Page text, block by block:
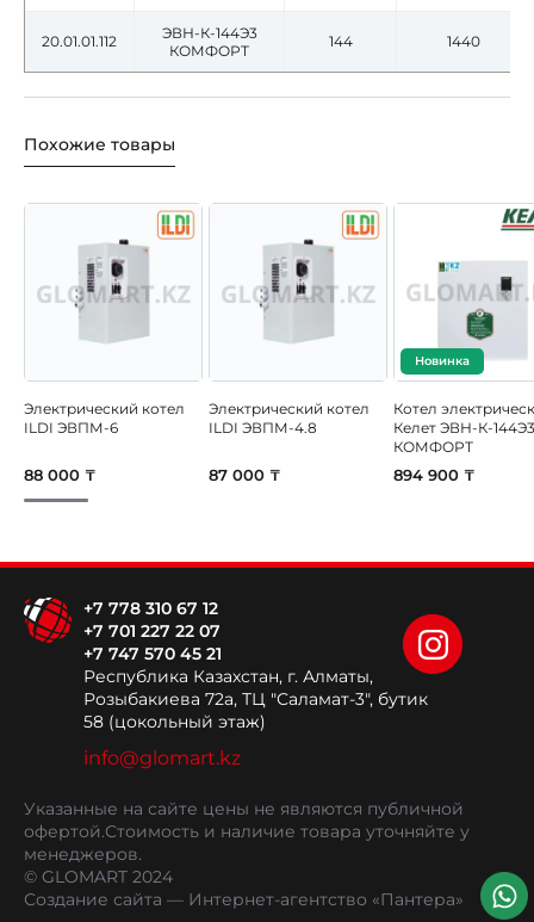
20.01.01.112
ЭВН-К-144Э3
КОМФОРТ
144 1440
Похожие товары
Электрический котел
ILDI ЭВПМ-6
88 000 ₸
Электрический котел
ILDI ЭВПМ-4.8
87 000 ₸
Новинка
Котел
Келет ЭВН-К-144Э3
КОМФОРТ
894 900 ₸
+7 778 310 67 12
+7 701 227 22 07
+7 747 570 45 21
Республика Казахстан, г. Алматы,
Розыбакиева 72а, ТЦ "Саламат-3", бутик
58 (цокольный этаж)
info@glomart.kz
Указанные на сайте цены не являются публичной
офертой.Стоимость и наличие товара уточняйте у
менеджеров.
© GLOMART 2024
Создание сайта — Интернет-агентство «Пантера»